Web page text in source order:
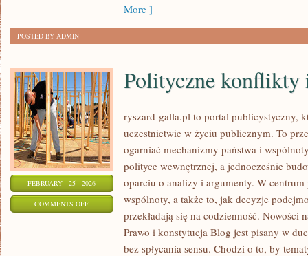
More ]
POSTED BY ADMIN
FEBRUARY - 25 - 2026
COMMENTS OFFON
POLITYCZNE
KONFLIKTY
Polityczne konflikty
ryszard-galla.pl to portal publicystyczny,
uczestnictwie w życiu publicznym. To
ogarniać mechanizmy państwa i
polityce wewnętrznej, a jednocześnie
oparciu o analizy i argumenty. W centrum
wspólnoty, a także to, jak decyzje
przekładają się na codzienność. Nowości
Prawo i konstytucja Blog jest pisany w
bez spłycania sensu. Chodzi o to, by